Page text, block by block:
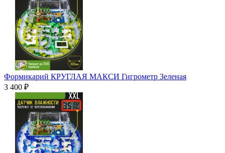
Формикарий КРУГЛАЯ МАКСИ Гигрометр Зеленая
3 400 ₽